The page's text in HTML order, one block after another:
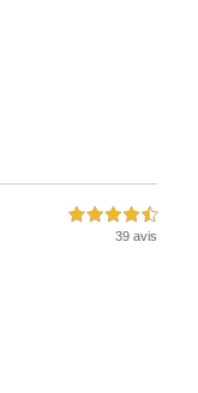
4,5 étoiles sur 5
39 avis